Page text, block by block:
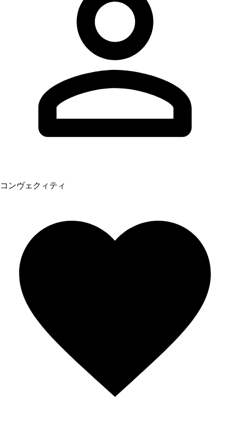
コンヴェクィティ